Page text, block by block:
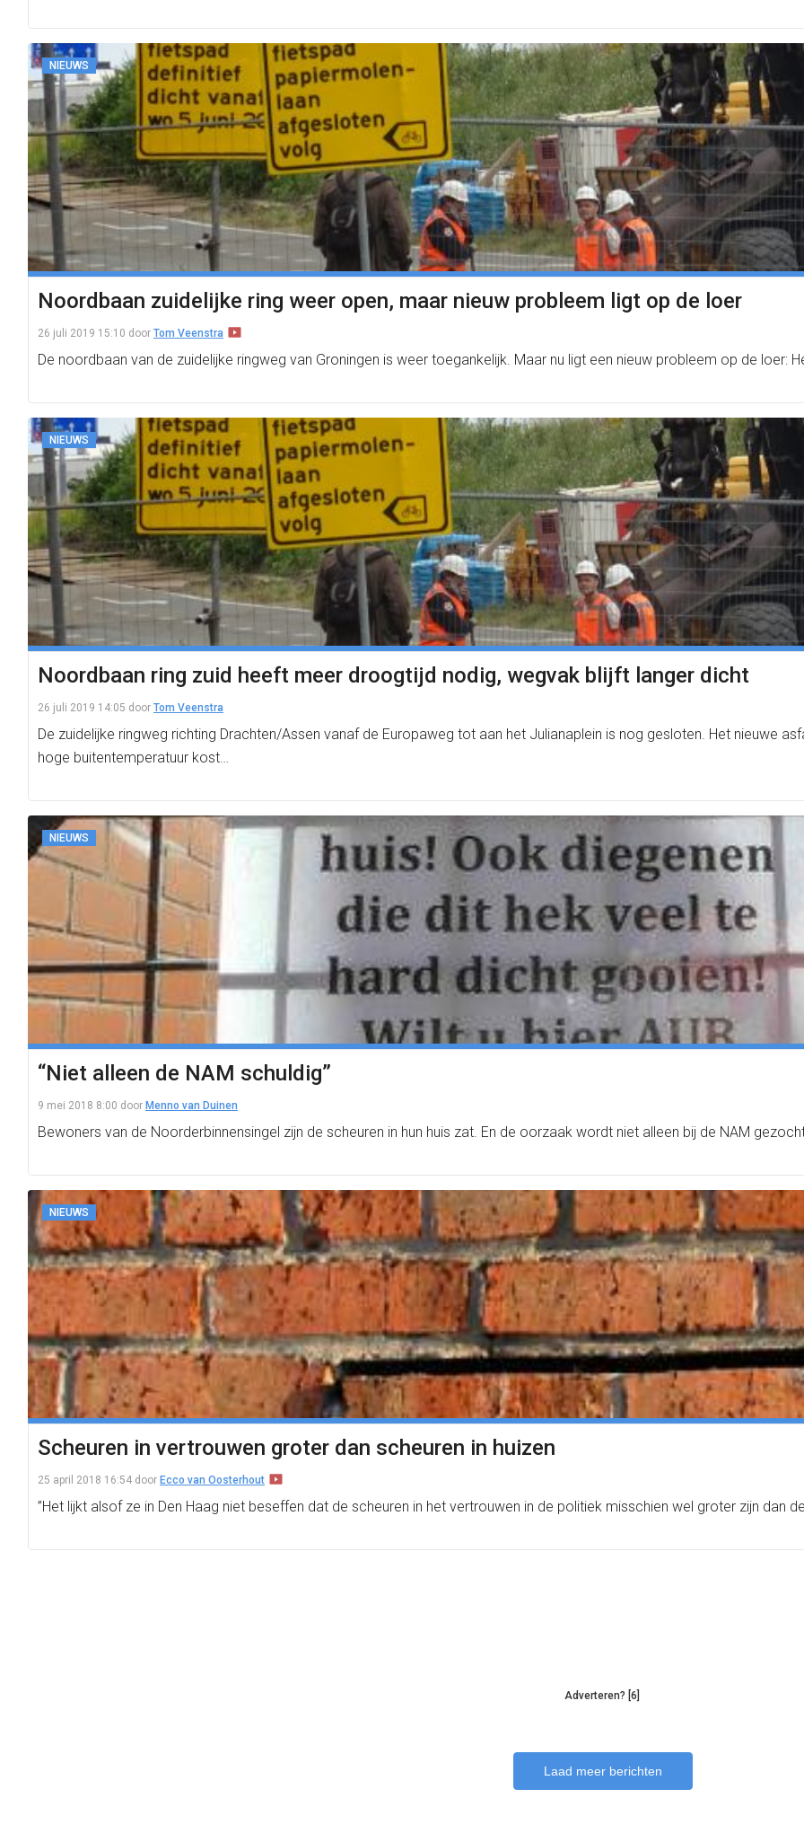
NIEUWS
Noordbaan zuidelijke ring weer open, maar nieuw probleem ligt op de loer
26 juli 2019 15:10 door Tom Veenstra
De noordbaan van de zuidelijke ringweg van Groningen is weer toegankelijk. Maar nu ligt een nieuw probleem op de loer:
NIEUWS
Noordbaan ring zuid heeft meer droogtijd nodig, wegvak blijft langer dicht
26 juli 2019 14:05 door Tom Veenstra
De zuidelijke ringweg richting Drachten/Assen vanaf de Europaweg tot aan het Julianaplein is nog gesloten. Het nieuwe
hoge buitentemperatuur kost…
NIEUWS
“Niet alleen de NAM schuldig”
9 mei 2018 8:00 door Menno van Duinen
Bewoners van de Noorderbinnensingel zijn de scheuren in hun huis zat. En de oorzaak wordt niet alleen bij de NAM
NIEUWS
Scheuren in vertrouwen groter dan scheuren in huizen
25 april 2018 16:54 door Ecco van Oosterhout
”Het lijkt alsof ze in Den Haag niet beseffen dat de scheuren in het vertrouwen in de politiek misschien wel groter zijn dan
Adverteren? [6]
Laad meer berichten